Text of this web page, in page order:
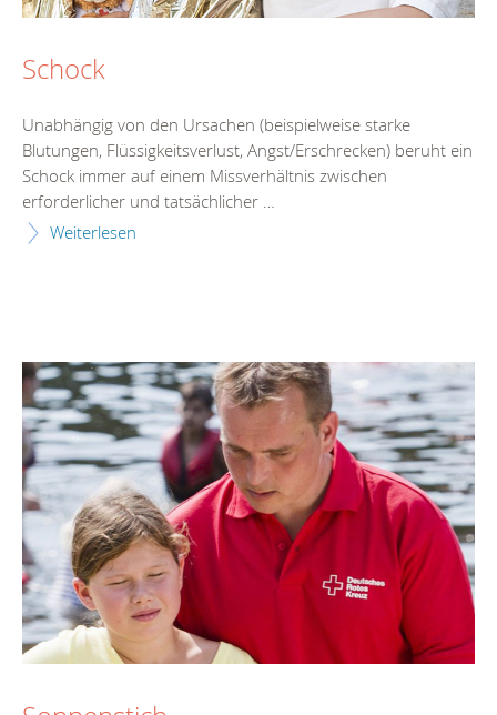
Schock
Unabhängig von den Ursachen (beispielweise starke
Blutungen, Flüssigkeitsverlust, Angst/Erschrecken) beruht ein
Schock immer auf einem Missverhältnis zwischen
erforderlicher und tatsächlicher …
Weiterlesen